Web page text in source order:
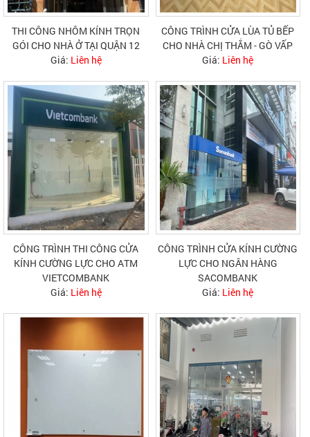
THI CÔNG NHÔM KÍNH TRỌN
GÓI CHO NHÀ Ở TẠI QUẬN 12
Giá: Liên hệ
CÔNG TRÌNH CỬA LÙA TỦ BẾP
CHO NHÀ CHỊ THẮM - GÒ VẤP
Giá: Liên hệ
CÔNG TRÌNH THI CÔNG CỬA
KÍNH CƯỜNG LỰC CHO ATM
VIETCOMBANK
Giá: Liên hệ
CÔNG TRÌNH CỬA KÍNH CƯỜNG
LỰC CHO NGÂN HÀNG
SACOMBANK
Giá: Liên hệ